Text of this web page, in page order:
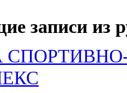
записи из